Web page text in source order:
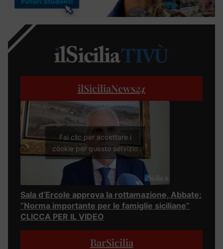
ilSiciliaNews24
Fai clic per accettare i
cookie per questo servizio
Sala d’Ercole approva la rottamazione, Abbate:
“Norma importante per le famiglie siciliane”
CLICCA PER IL VIDEO
BarSicilia